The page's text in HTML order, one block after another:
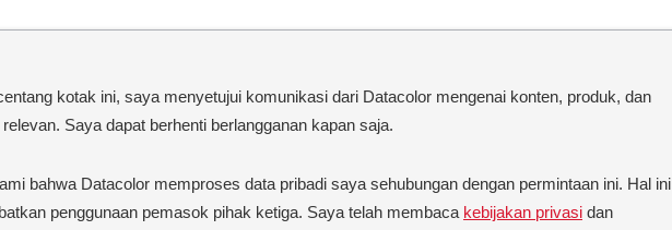
kotak ini, saya menyetujui komunikasi dari Datacolor mengenai konten, produk, dan
Saya dapat berhenti berlangganan kapan saja.
bahwa Datacolor memproses data pribadi saya sehubungan dengan permintaan ini. Hal ini
penggunaan pemasok pihak ketiga. Saya telah membaca kebijakan privasi dan